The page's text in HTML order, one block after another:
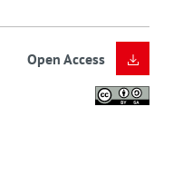
Open Access